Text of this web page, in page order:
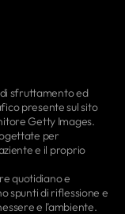
sfruttamento ed
presente sul sito
Getty Images.
per
e il proprio
quotidiano e
spunti di riflessione e
e l’ambiente.